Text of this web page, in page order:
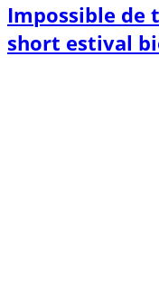
Impossible de
short estival